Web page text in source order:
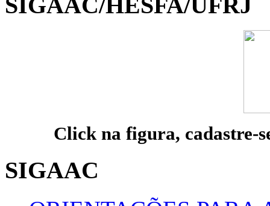
Click na figura, cadastre-
SIGAAC